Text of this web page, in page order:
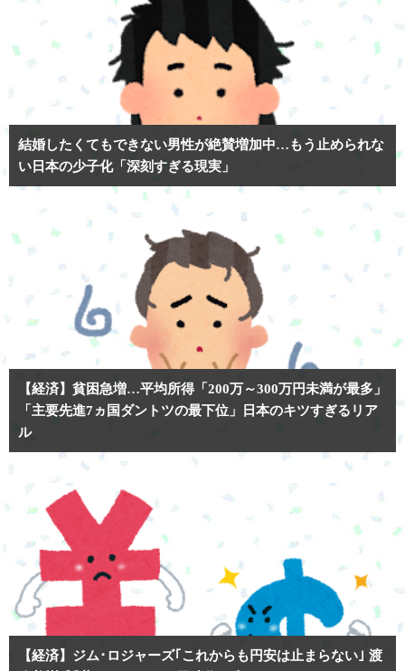
結婚したくてもできない男性が絶賛増加中…もう止められな
い日本の少子化「深刻すぎる現実」
【経済】貧困急増…平均所得「200万～300万円未満が最多」
「主要先進7ヵ国ダントツの最下位」日本のキツすぎるリア
ル
【経済】ジム･ロジャーズ｢これからも円安は止まらない｣ 渡